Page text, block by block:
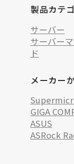
製品カテ
サーバー
サーバー
ド
メーカー
GIGA
ASUS
ASRock